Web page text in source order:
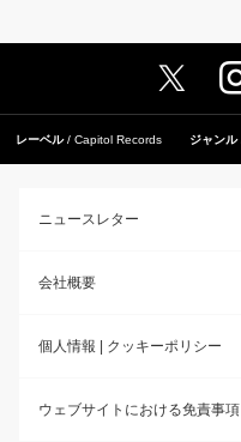
レーベル Capitol Records ジャンル
ニュースレター
会社概要
個人情報 | クッキーポリシー
ウェブサイトにおける免責事項